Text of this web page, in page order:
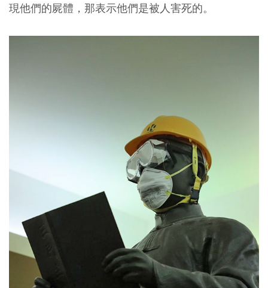
現他們的屍體，那表示他們是被人害死的。